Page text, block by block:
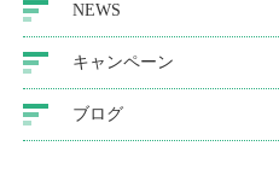
NEWS
キャンペーン
ブログ